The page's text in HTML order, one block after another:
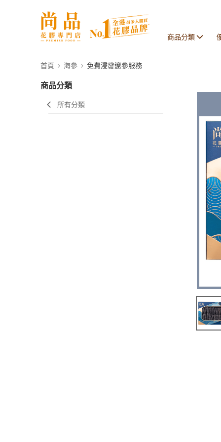
商品分類
首頁 海參 免費浸發遼參服務
商品分類
所有分類